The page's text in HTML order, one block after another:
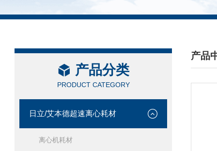
产品分类
PRODUCT CATEGORY
日立/艾本德超速离心耗材
离心机耗材
产品
/